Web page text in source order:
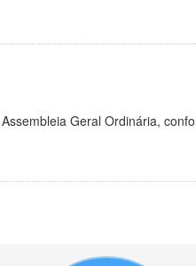
Geral Ordinária,